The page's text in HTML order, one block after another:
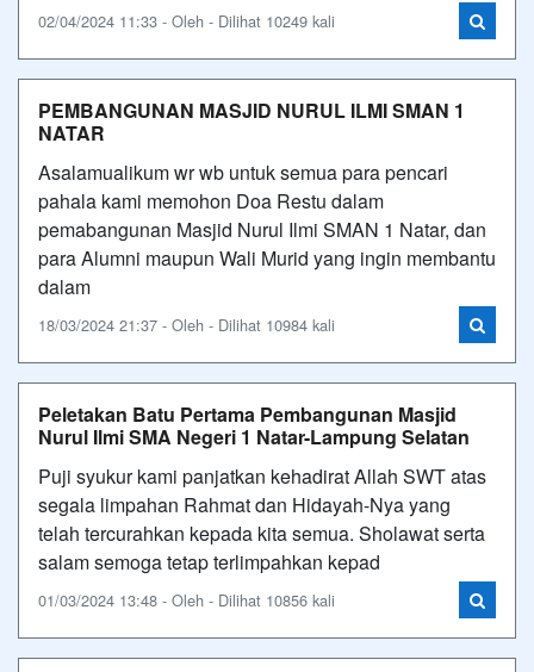
02/04/2024 11:33 - Oleh - Dilihat 10249 kali
PEMBANGUNAN MASJID NURUL ILMI SMAN 1
NATAR
Asalamualikum wr wb untuk semua para pencari
pahala kami memohon Doa Restu dalam
pemabangunan Masjid Nurul Ilmi SMAN 1 Natar, dan
para Alumni maupun Wali Murid yang ingin membantu
dalam
18/03/2024 21:37 - Oleh - Dilihat 10984 kali
Peletakan Batu Pertama Pembangunan Masjid
Nurul Ilmi SMA Negeri 1 Natar-Lampung Selatan
Puji syukur kami panjatkan kehadirat Allah SWT atas
segala limpahan Rahmat dan Hidayah-Nya yang
telah tercurahkan kepada kita semua. Sholawat serta
salam semoga tetap terlimpahkan kepad
01/03/2024 13:48 - Oleh - Dilihat 10856 kali